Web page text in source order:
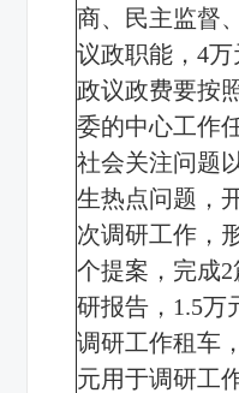
商、民主监督
议政职能，4万
政议政费要按
委的中心工作
社会关注问题
生热点问题，
次调研工作，
个提案，完成2
研报告， 1.5万
调研工作租车，
元用于调研工